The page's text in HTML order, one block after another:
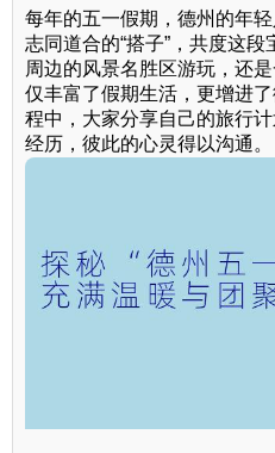
每年的五一假期，德州的年
志同道合的“搭子”，共度这
周边的风景名胜区游玩，还
仅丰富了假期生活，更增进
程中，大家分享自己的旅行
经历，彼此的心灵得以沟通。